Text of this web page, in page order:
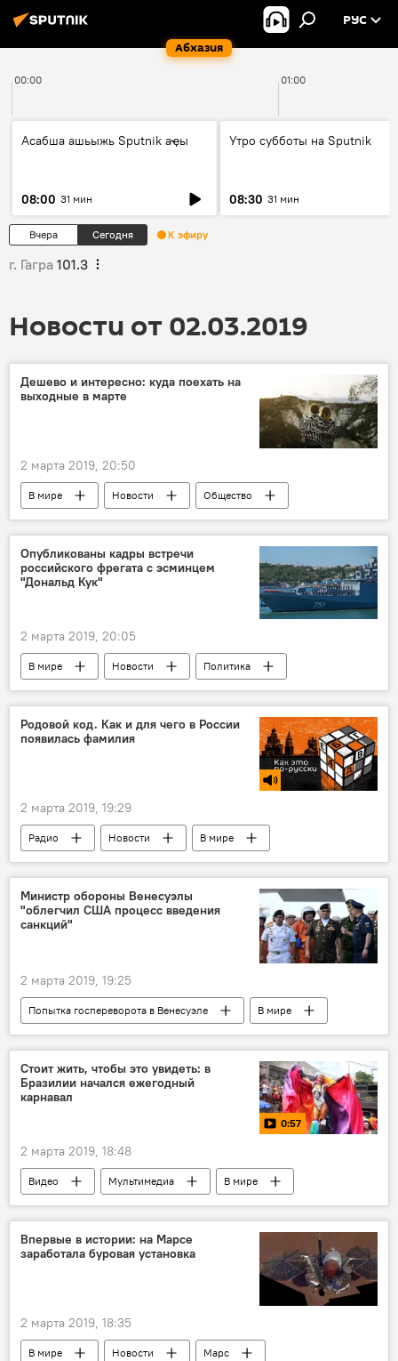
Абхазия
РУС
00:00 01:00
Асабша ашьыжь Sputnik аҿы
08:00 31 мин
Утро субботы на Sputnik
08:30 31 мин
Вчера Сегодня К эфиру
г. Гагра 101.3
Новости от 02.03.2019
Дешево и интересно: куда поехать на
выходные в марте
2 марта 2019, 20:50
В мире Новости Общество
Опубликованы кадры встречи
российского фрегата с эсминцем
"Дональд Кук"
2 марта 2019, 20:05
В мире Новости Политика
Родовой код. Как и для чего в России
появилась фамилия
2 марта 2019, 19:29
Радио Новости
В мире
Подкасты РИА
Министр обороны Венесуэлы
"облегчил США процесс введения
санкций"
2 марта 2019, 19:25
Попытка госпереворота в Венесуэле
В мире
Политика
Венесуэла
Стоит жить, чтобы это увидеть: в
Бразилии начался ежегодный
карнавал
0:57
2 марта 2019, 18:48
Видео Мультимедиа
В мире
Общество
Карнавал в Рио-де-Жанейро
Впервые в истории: на Марсе
заработала буровая установка
2 марта 2019, 18:35
В мире Новости Марс